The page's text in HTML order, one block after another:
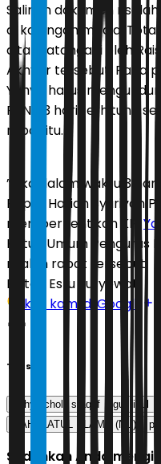
Salinan dokumen
di kalangan media.
ditandatangani oleh Rais
Akhyar tersebut. Pada
Yahya harus
PBNU 3 hari terhitung
rapat itu.
”Jika dalam waktu 3
Rapat Harian Syuriyah
memberhentikan KH.
Ketua Umum Pengurus
risalah rapat tersebut.
Editor: Estu Suryowati
Ikuti kami di Google
Tags
yahya cholil staquf gus ipul
NAHDLATUL ULAMA (NU)
Sudahkah Anda